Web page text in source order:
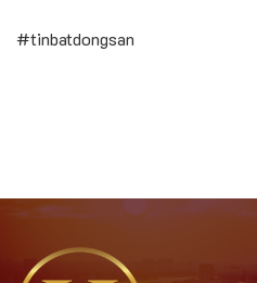
#tinbatdongsan